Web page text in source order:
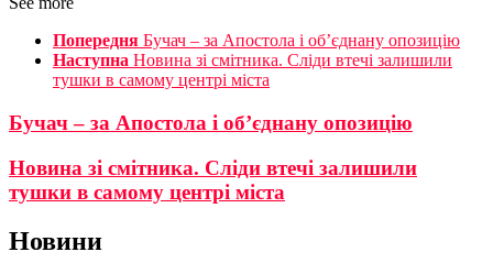
Попередня Бучач – за Апостола і об’єднану опозицію
Наступна Новина зі смітника. Сліди втечі залишили
тушки в самому центрі міста
Бучач – за Апостола і об’єднану опозицію
Новина зі смітника. Сліди втечі залишили
тушки в самому центрі міста
Новини